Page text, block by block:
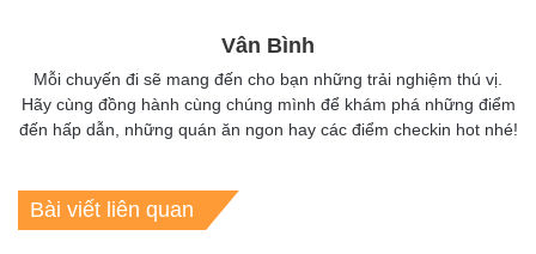
Vân Bình
Mỗi chuyến đi sẽ mang đến cho bạn những trải nghiệm thú vị.
Hãy cùng đồng hành cùng chúng mình để khám phá những điểm
đến hấp dẫn, những quán ăn ngon hay các điểm checkin hot nhé!
Bài viết liên quan